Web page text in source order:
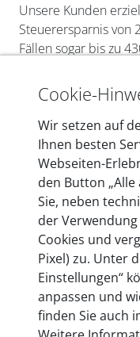
Unsere Kunden
Steuerersparnis von
Fällen sogar bis zu
Bruttolistenpreis
und
der
Fahrten ist, desto
1%-Methode.
EN |
Unternehmen
Zahlungsarten &
Cookie-
Wir setzen auf
Ihnen besten
Webseiten-
den Button
Sie, neben
der
Cookies und
Pixel) zu. Unter
Einstellungen“
anpassen und
finden Sie auch